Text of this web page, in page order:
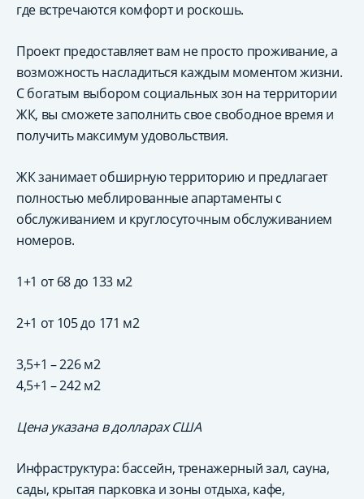
где встречаются комфорт и роскошь.
Проект предоставляет вам не просто проживание, а
возможность насладиться каждым моментом жизни.
С богатым выбором социальных зон на территории
ЖК, вы сможете заполнить свое свободное время и
получить максимум удовольствия.
ЖК занимает обширную территорию и предлагает
полностью меблированные апартаменты с
обслуживанием и круглосуточным обслуживанием
номеров.
1+1 от 68 до 133 м2
2+1 от 105 до 171 м2
3,5+1 – 226 м2
4,5+1 – 242 м2
Цена указана в долларах США
Инфраструктура: бассейн, тренажерный зал, сауна,
сады, крытая парковка и зоны отдыха, кафе,